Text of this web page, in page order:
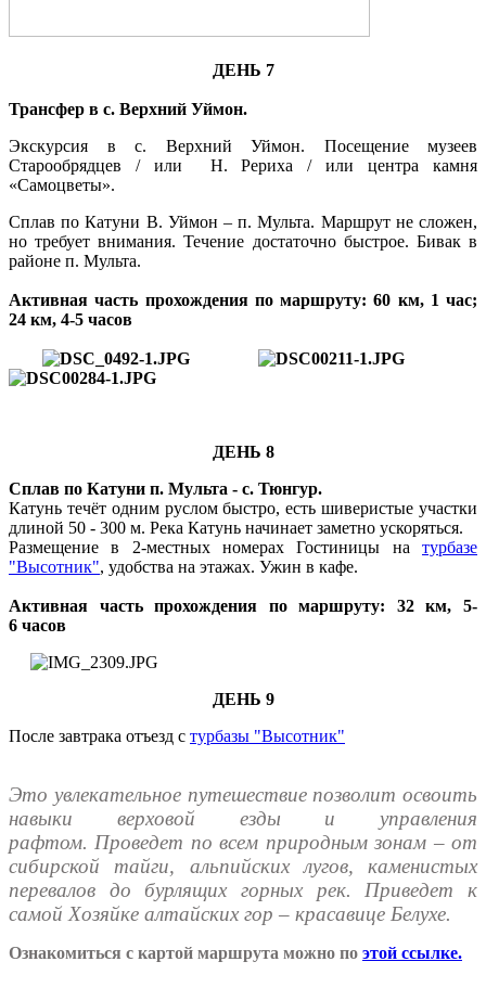
ДЕНЬ 7
Трансфер в с. Верхний Уймон.
Экскурсия в с. Верхний Уймон. Посещение музеев
Старообрядцев / или Н. Рериха / или центра камня
«Самоцветы».
Сплав по Катуни В. Уймон – п. Мульта. Маршрут не сложен,
но требует внимания. Течение достаточно быстрое. Бивак в
районе п. Мульта.
Активная часть прохождения по маршруту: 60 км, 1 час;
24 км, 4-5 часов
ДЕНЬ 8
Сплав по Катуни п. Мульта - с. Тюнгур.
Катунь течёт одним руслом быстро, есть шиверистые участки
длиной 50 - 300 м. Река Катунь начинает заметно ускоряться.
Размещение в 2-местных номерах Гостиницы на турбазе
"Высотник", удобства на этажах. Ужин в кафе.
Активная часть прохождения по маршруту: 32 км, 5-
6 часов
ДЕНЬ 9
После завтрака отъезд с турбазы "Высотник"
Это увлекательное путешествие позволит освоить
навыки верховой езды и управления
рафтом. Проведет по всем природным зонам – от
сибирской тайги, альпийских лугов, каменистых
перевалов до бурлящих горных рек. Приведет к
самой Хозяйке алтайских гор – красавице Белухе.
Ознакомиться с картой маршрута можно по этой ссылке.